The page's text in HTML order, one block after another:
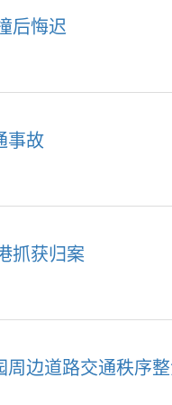
后悔迟
事故
抓获归案
周边道路交通秩序